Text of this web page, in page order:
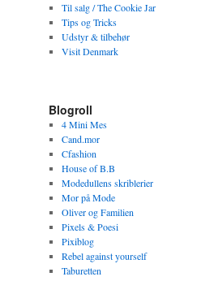
Til salg / The Cookie Jar
Tips og Tricks
Udstyr & tilbehør
Visit Denmark
Blogroll
4 Mini Mes
Cand.mor
Cfashion
House of B.B
Modedullens skriblerier
Mor på Mode
Oliver og Familien
Pixels & Poesi
Pixiblog
Rebel against yourself
Taburetten